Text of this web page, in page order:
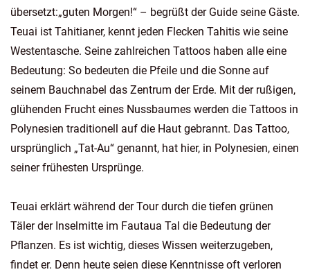
übersetzt:„guten Morgen!“ – begrüßt der Guide seine Gäste.
Teuai ist Tahitianer, kennt jeden Flecken Tahitis wie seine
Westentasche. Seine zahlreichen Tattoos haben alle eine
Bedeutung: So bedeuten die Pfeile und die Sonne auf
seinem Bauchnabel das Zentrum der Erde. Mit der rußigen,
glühenden Frucht eines Nussbaumes werden die Tattoos in
Polynesien traditionell auf die Haut gebrannt. Das Tattoo,
ursprünglich „Tat-Au“ genannt, hat hier, in Polynesien, einen
seiner frühesten Ursprünge.
Teuai erklärt während der Tour durch die tiefen grünen
Täler der Inselmitte im Fautaua Tal die Bedeutung der
Pflanzen. Es ist wichtig, dieses Wissen weiterzugeben,
findet er. Denn heute seien diese Kenntnisse oft verloren